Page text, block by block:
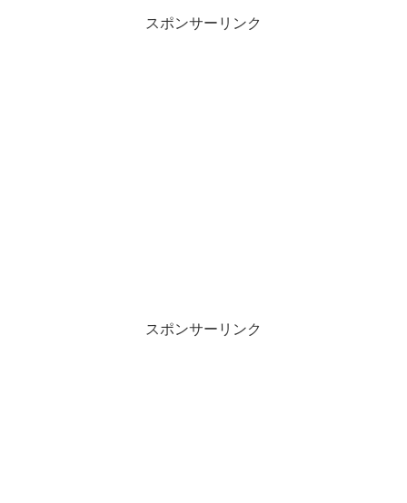
スポンサーリンク
スポンサーリンク